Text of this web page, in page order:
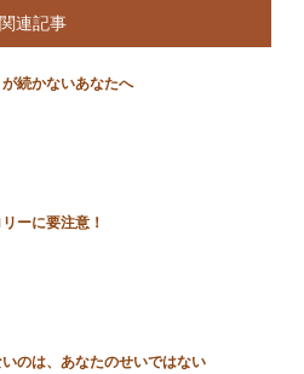
関連記事
続かないあなたへ
ーに要注意！
のは、あなたのせいではない